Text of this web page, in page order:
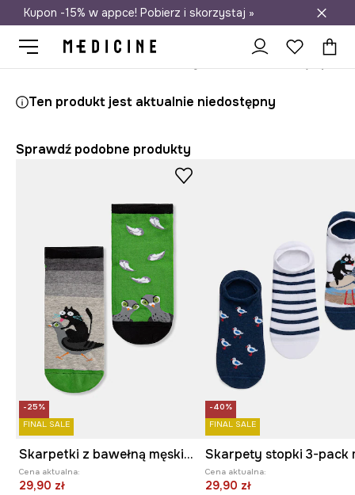
Darmowa dostawa do salonów
Kupon -15% w appce! Pobierz i skorzystaj »
Ten produkt jest aktualnie niedostępny
Sprawdź podobne produkty
-25%
FINAL SALE
Skarpetki z bawełną męskie wzorzyste (2-pack)
Cena aktualna:
29,90 zł
-40%
FINAL SALE
Cena aktualna:
29,90 zł